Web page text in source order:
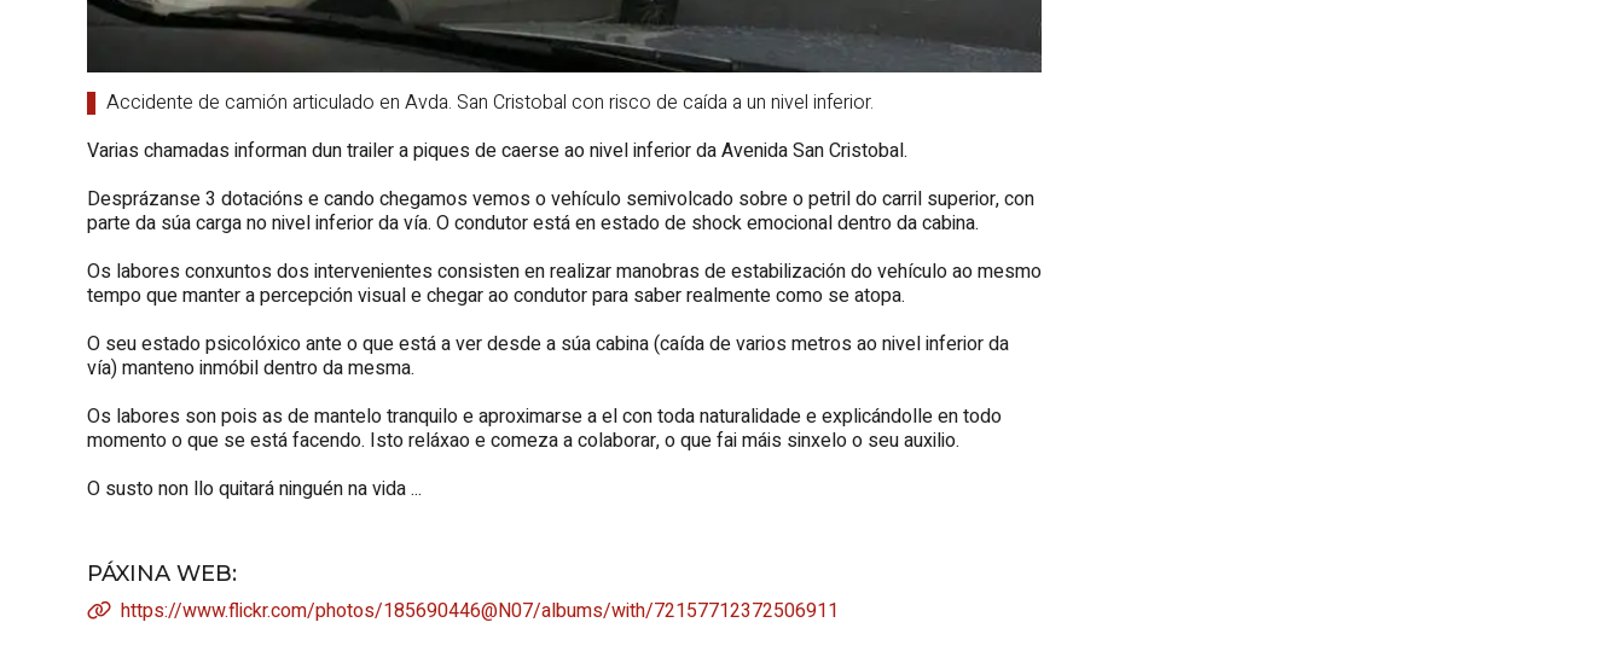
Accidente de camión articulado en Avda. San Cristobal con risco de caída a un nivel inferior.
Varias chamadas informan dun trailer a piques de caerse ao nivel inferior da Avenida San Cristobal.
Desprázanse 3 dotacións e cando chegamos vemos o vehículo semivolcado sobre o petril do carril superior, con
parte da súa carga no nivel inferior da vía. O condutor está en estado de shock emocional dentro da cabina.
Os labores conxuntos dos intervenientes consisten en realizar manobras de estabilización do vehículo ao mesmo
tempo que manter a percepción visual e chegar ao condutor para saber realmente como se atopa.
O seu estado psicolóxico ante o que está a ver desde a súa cabina (caída de varios metros ao nivel inferior da
vía) manteno inmóbil dentro da mesma.
Os labores son pois as de mantelo tranquilo e aproximarse a el con toda naturalidade e explicándolle en todo
momento o que se está facendo. Isto reláxao e comeza a colaborar, o que fai máis sinxelo o seu auxilio.
O susto non llo quitará ninguén na vida ...
PÁXINA WEB:
https://www.flickr.com/photos/185690446@N07/albums/with/72157712372506911